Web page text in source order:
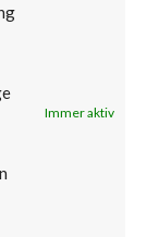
Immer aktiv
is